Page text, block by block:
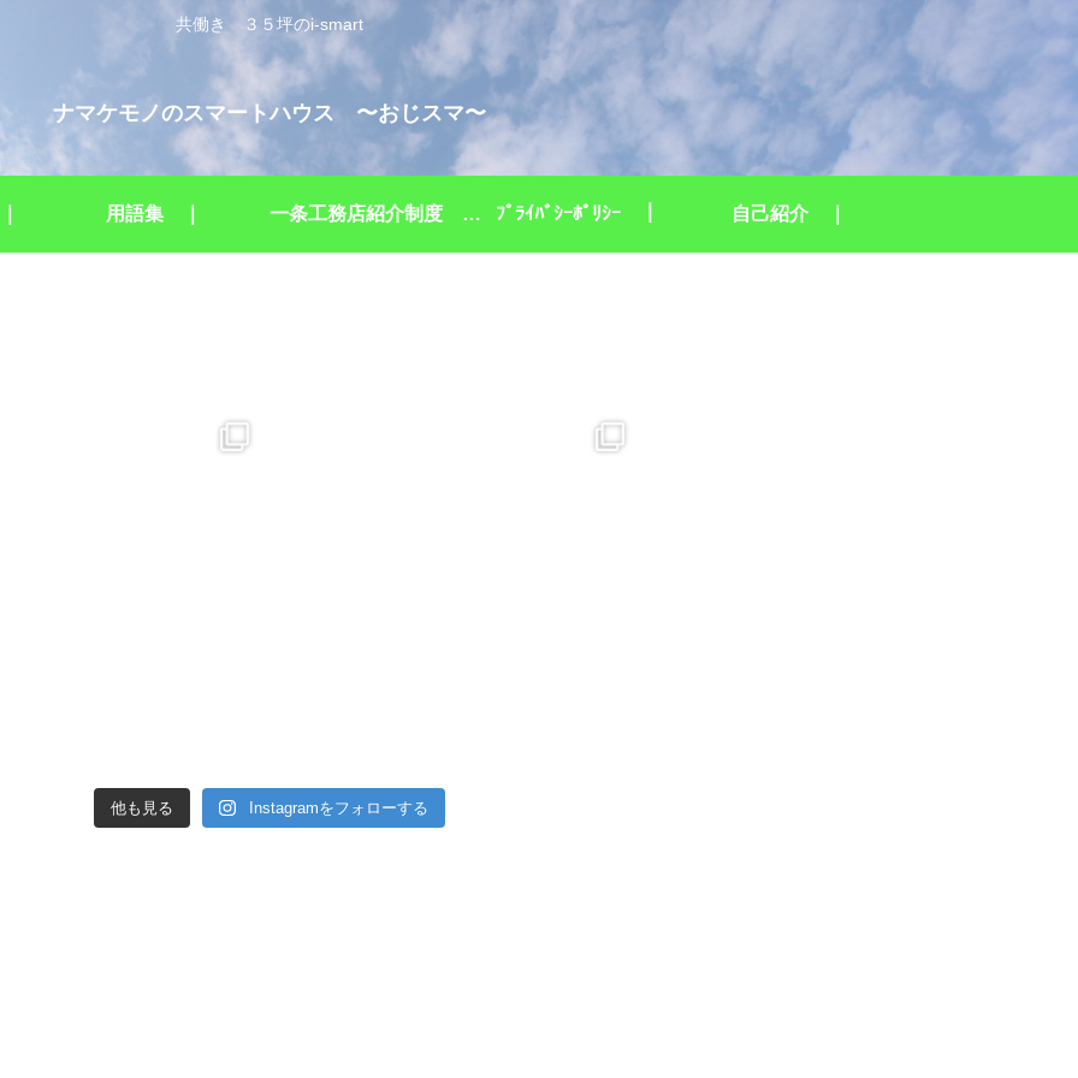
共働き ３５坪のi-smart
ナマケモノのスマートハウス 〜おじスマ〜
用語集 ｜ 一条工務店紹介制度 ｜ ﾌﾟﾗｲﾊﾞｼｰﾎﾟﾘｼｰ ｜ 自己紹介 ｜
他も見る Instagramをフォローする